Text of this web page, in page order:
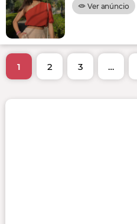
Ver anúncio
1 2 3 …